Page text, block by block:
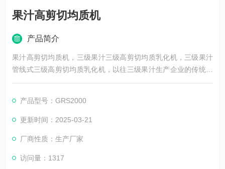
果汁高剪切均质机
产品简介
果汁高剪切均质机，三级果汁三级高剪切均质乳化机，三级果汁
管线式三级高剪切均质乳化机，以往三级果汁生产企业的传统三
级果汁生产工艺是采用高压均质机对三级果汁进行均质乳化以保
会采用进口的高压均质机，以保证每批次三级果汁的质量稳定
性，而普通中小型企业一般采用的是国产的高压均质机，具有能
部分大型乳
产品型号：GRS2000
更新时间：2025-03-21
厂商性质：生产厂家
访问量：1317